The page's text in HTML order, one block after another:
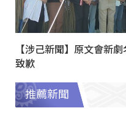
【涉己新聞】原文會新
致歉
推薦新聞